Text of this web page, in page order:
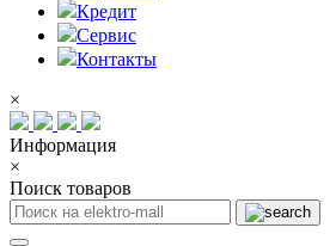
Кредит
Сервис
Контакты
×
Информация
×
Поиск товаров